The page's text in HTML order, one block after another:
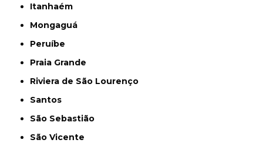
Itanhaém
Mongaguá
Peruíbe
Praia Grande
Riviera de São Lourenço
Santos
São Sebastião
São Vicente